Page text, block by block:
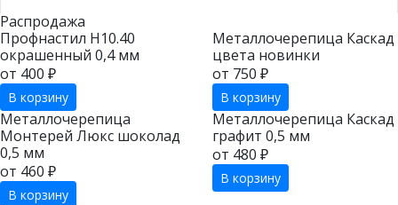
Распродажа
Профнастил Н10.40
окрашенный 0,4 мм
от 400 ₽
В корзину
Металлочерепица Каскад
цвета новинки
от 750 ₽
В корзину
Металлочерепица
Монтерей Люкс шоколад
0,5 мм
от 460 ₽
В корзину
Металлочерепица Каскад
графит 0,5 мм
от 480 ₽
В корзину